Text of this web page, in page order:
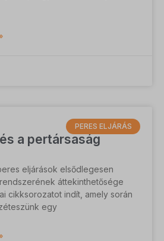
PERES ELJÁRÁS
a pertársaság
eljárások elsődlegesen
áttekinthetősége
cikksorozatot indít, amely során
egy